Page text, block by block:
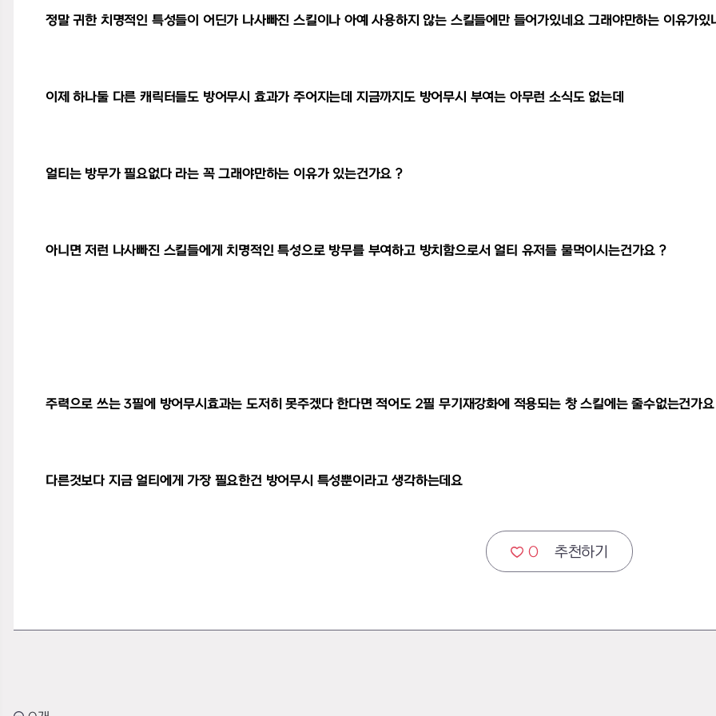
정말 귀한 치명적인 특성들이 어딘가 나사빠진 스킬이나 아예 사용하지 않는 스킬들에만 들어가있네요 그래야만하는 이유가있
이제 하나둘 다른 캐릭터들도 방어무시 효과가 주어지는데 지금까지도 방어무시 부여는 아무런 소식도 없는데
얼티는 방무가 필요없다 라는 꼭 그래야만하는 이유가 있는건가요 ?
아니면 저런 나사빠진 스킬들에게 치명적인 특성으로 방무를 부여하고 방치함으로서 얼티 유저들 물먹이시는건가요 ?
주력으로 쓰는 3필에 방어무시효과는 도저히 못주겠다 한다면 적어도 2필 무기재강화에 적용되는 창 스킬에는 줄수없는건가
다른것보다 지금 얼티에게 가장 필요한건 방어무시 특성뿐이라고 생각하는데요
0 추천하기